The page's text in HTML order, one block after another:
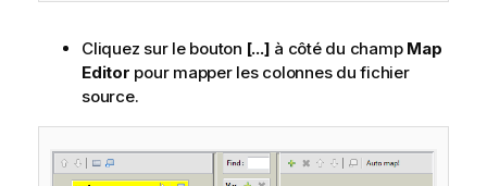
Cliquez sur le bouton [...] à côté du champ Map
Editor pour mapper les colonnes du fichier
source.